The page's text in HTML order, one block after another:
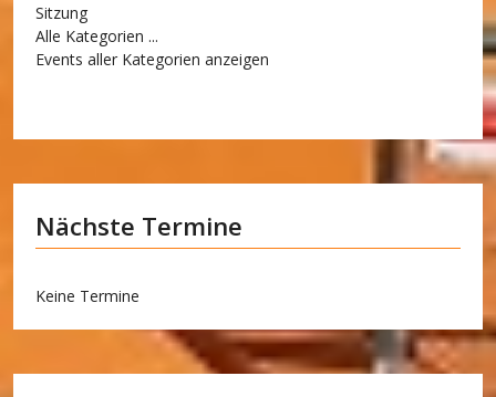
Sitzung
Alle Kategorien ...
Events aller Kategorien anzeigen
Nächste Termine
Keine Termine